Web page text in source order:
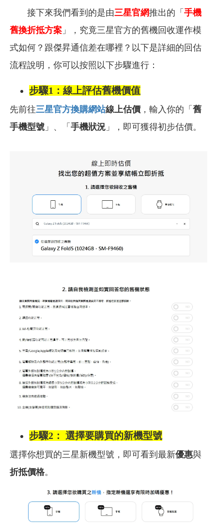
接下來我們看到的是由三星官網推出的「 手機
舊換折抵方案 」
，究竟三星官方的舊機回收運作模
式如何？跟傑昇通信差在哪裡？ 以下是詳細的回估
流程說明，你可以按照以下步驟進行：
步驟1：線上評估舊機價值
先前往三星官方換購網站線上估價 ，輸入你的「 舊
手機型號 」、「 手機狀況 」，即可獲得初步估價。
步驟2： 選擇要購買的新機型號
選擇你想買的三星新機型號，即可看到最新優惠與
折抵價格。